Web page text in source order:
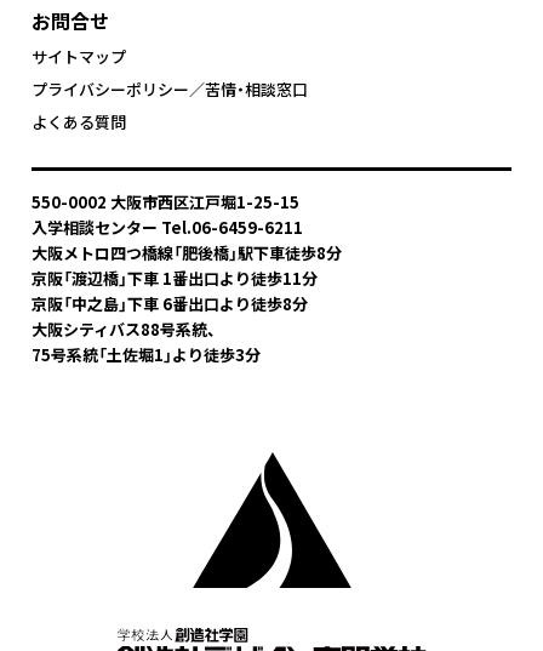
お問合せ
サイトマップ
プライバシーポリシー／苦情・相談窓口
よくある質問
550-0002 大阪市西区江戸堀1-25-15
入学相談センター Tel.06-6459-6211
大阪メトロ四つ橋線「肥後橋」駅下車徒歩8分
京阪「渡辺橋」下車 1番出口より徒歩11分
京阪「中之島」下車 6番出口より徒歩8分
大阪シティバス88号系統、
75号系統「土佐堀1」より徒歩3分